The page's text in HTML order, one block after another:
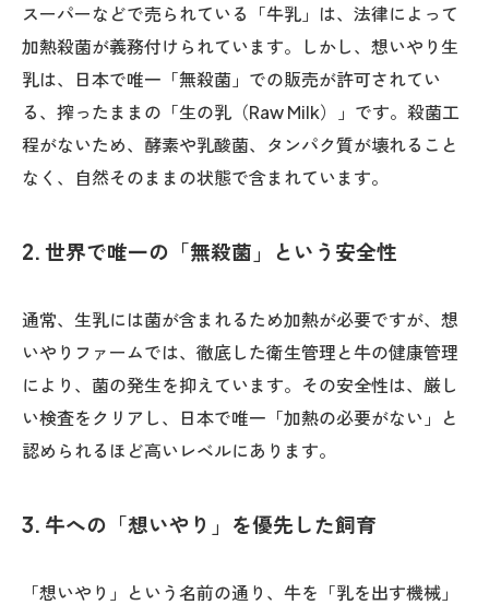
スーパーなどで売られている「牛乳」は、法律によって
加熱殺菌が義務付けられています。しかし、想いやり生
乳は、日本で唯一「無殺菌」での販売が許可されてい
る、搾ったままの「生の乳（Raw Milk）」です。殺菌工
程がないため、酵素や乳酸菌、タンパク質が壊れること
なく、自然そのままの状態で含まれています。
2. 世界で唯一の「無殺菌」という安全性
通常、生乳には菌が含まれるため加熱が必要ですが、想
いやりファームでは、徹底した衛生管理と牛の健康管理
により、菌の発生を抑えています。その安全性は、厳し
い検査をクリアし、日本で唯一「加熱の必要がない」と
認められるほど高いレベルにあります。
3. 牛への「想いやり」を優先した飼育
「想いやり」という名前の通り、牛を「乳を出す機械」